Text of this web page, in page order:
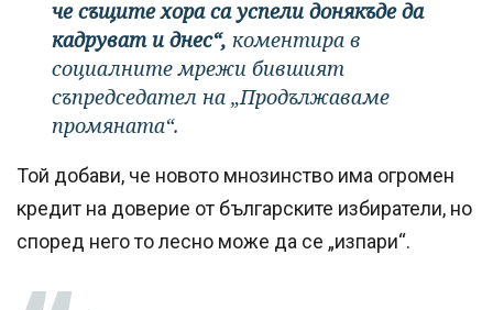
че същите хора са успели донякъде да
кадруват и днес“, коментира в
социалните мрежи бившият
съпредседател на „Продължаваме
промяната“.
Той добави, че новото мнозинство има огромен
кредит на доверие от българските избиратели, но
според него то лесно може да се „изпари“.